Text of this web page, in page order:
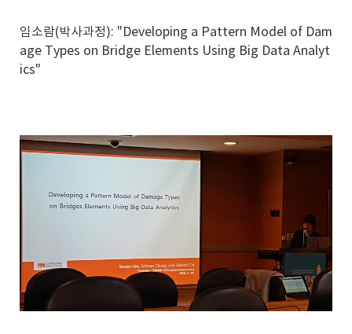
임소람(박사과정): "Developing a Pattern Model of Dam
age Types on Bridge Elements Using Big Data Analyt
ics"